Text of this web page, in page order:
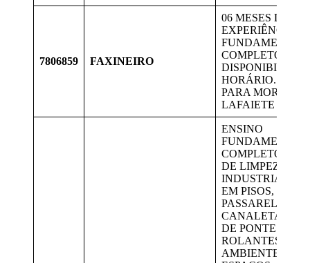
7806859 FAXINEIRO
06 MESES DE
EXPERIÊNCIA.
FUNDAMENTAL
COMPLETO.
HORÁRIO.
PARA
LAFAIETE
ENSINO
FUNDAMENTAL
COMPLETO.
DE LIMPEZA
INDUSTRIAL
EM PISOS,
PASSARELAS,
CANALETAS,
DE PONTES
ROLANTES,
AMBIENTE DE